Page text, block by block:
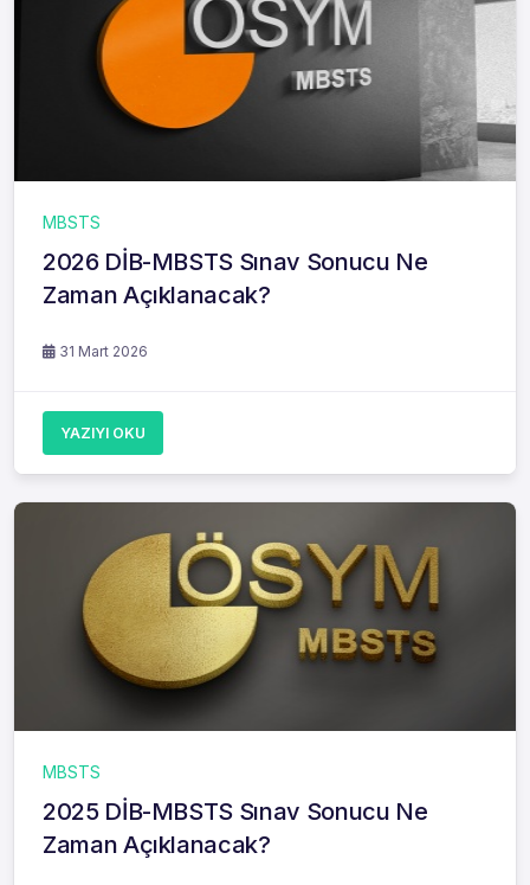
MBSTS
2026 DİB-MBSTS Sınav Sonucu Ne
Zaman Açıklanacak?
31 Mart 2026
YAZIYI OKU
MBSTS
2025 DİB-MBSTS Sınav Sonucu Ne
Zaman Açıklanacak?